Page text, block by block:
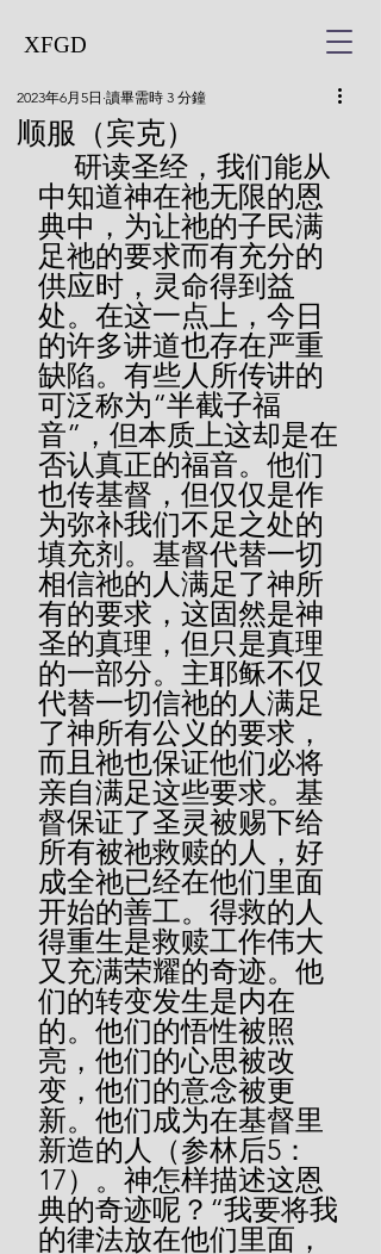
XFGD
顺服（宾克）
2023年6月5日 讀畢需時 3 分鐘
中知道神在祂无限的恩
典中，为让祂的子民满
足祂的要求而有充分的
供应时，灵命得到益
处。在这一点上，今日
的许多讲道也存在严重
缺陷。有些人所传讲的
可泛称为“半截子福
音”，但本质上这却是在
否认真正的福音。他们
也传基督，但仅仅是作
为弥补我们不足之处的
填充剂。基督代替一切
相信祂的人满足了神所
有的要求，这固然是神
圣的真理，但只是真理
的一部分。主耶稣不仅
代替一切信祂的人满足
了神所有公义的要求，
而且祂也保证他们必将
亲自满足这些要求。基
督保证了圣灵被赐下给
所有被祂救赎的人，好
成全祂已经在他们里面
开始的善工。得救的人
得重生是救赎工作伟大
又充满荣耀的奇迹。他
们的转变发生是内在
的。他们的悟性被照
亮，他们的心思被改
变，他们的意念被更
新。他们成为在基督里
新造的人（参林后5：
17）。神怎样描述这恩
典的奇迹呢？“我要将我
的律法放在他们里面，